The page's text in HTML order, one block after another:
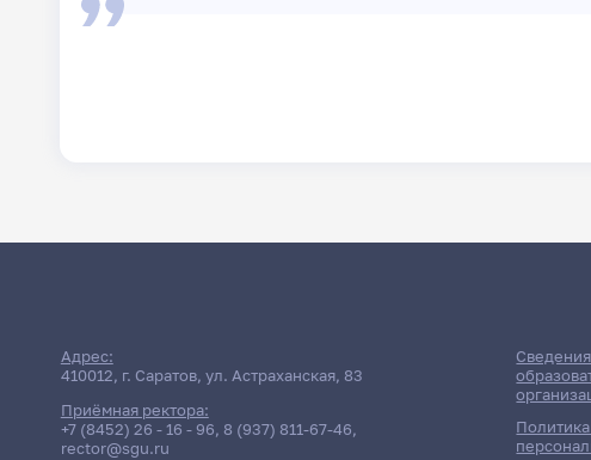
Адрес:
410012, г. Саратов, ул. Астраханская, 83
Приёмная ректора:
+7 (8452) 26 - 16 - 96, 8 (937) 811-67-46,
rector@sgu.ru